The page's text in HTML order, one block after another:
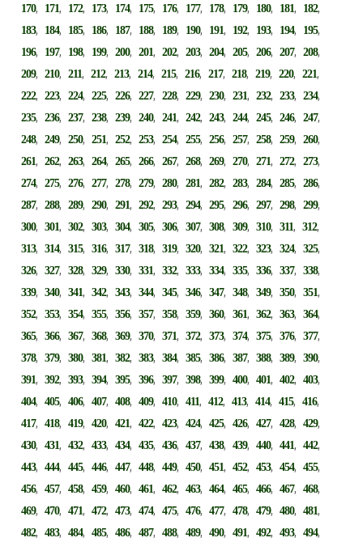
170, 171, 172, 173, 174, 175, 176, 177, 178, 179, 180, 181, 182,
183, 184, 185, 186, 187, 188, 189, 190, 191, 192, 193, 194, 195,
196, 197, 198, 199,200,201,202,203,204,205,206,207,208,
209,210,211,212,213,214,215,216,217,218,219,220,221,
222,223,224,225,226,227,228,229,230,231,232,233,234,
235,236,237,238,239,240,241,242,243,244,245,246,247,
248,249,250,251,252,253,254,255,256,257,258,259,260,
261,262,263,264,265,266,267,268,269,270,271,272,273,
274,275,276,277,278,279,280,281,282,283,284,285,286,
287,288,289,290,291,292,293,294,295,296,297,298,299,
300,301,302,303,304,305,306,307,308,309,310,311,312,
313,314,315,316,317,318,319,320,321,322,323,324,325,
326,327,328,329,330,331,332,333,334,335,336,337,338,
339,340,341,342,343,344,345,346,347,348,349,350,351,
352,353,354,355,356,357,358,359,360,361,362,363,364,
365,366,367,368,369,370,371,372,373,374,375,376,377,
378,379,380,381,382,383,384,385,386,387,388,389,390,
391,392,393,394,395,396,397,398,399,400,401,402,403,
404,405,406,407,408,409,410,411,412,413,414,415,416,
417,418,419,420,421,422,423,424,425,426,427,428,429,
430,431,432,433,434,435,436,437,438,439,440,441,442,
443,444,445,446,447,448,449,450,451,452,453,454,455,
456,457,458,459,460,461,462,463,464,465,466,467,468,
469,470,471,472,473,474,475,476,477,478,479,480,481,
482,483,484,485,486,487,488,489,490,491,492,493,494,